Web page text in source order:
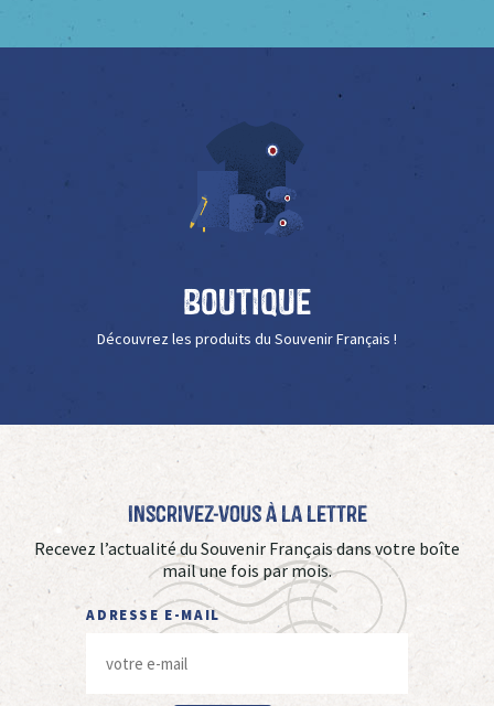
Boutique
Découvrez les produits du Souvenir Français !
Inscrivez-vous à La Lettre
Recevez l’actualité du Souvenir Français dans votre boîte
mail une fois par mois.
ADRESSE E-MAIL